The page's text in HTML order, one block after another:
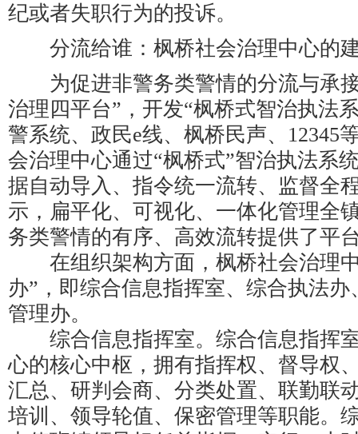
纪或者失职行为的投诉。
分流给谁：枫桥社会治理中心的
为促进非警务类警情的分流与承接
治理四平台”，开发“枫桥式智治执法
警系统、政民e线、枫桥民声、12345
会治理中心通过“枫桥式”智治执法系
据自动导入、指令统一流转、监督全
示，扁平化、可视化、一体化管理全
务类警情的有序、高效流转提供了平
在组织架构方面，枫桥社会治理
办”，即综合信息指挥室、综合执法
管理办。
综合信息指挥室。综合信息指挥
心的核心中枢，拥有指挥权、督导权
汇总、研判会商、分类处置、联勤联
培训、领导轮值、保密管理等职能。